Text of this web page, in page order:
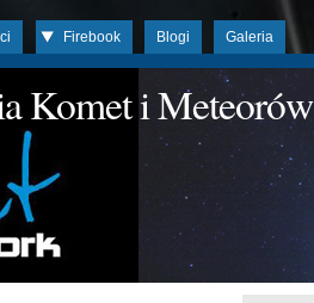
Firebook Blogi Galeria
Komet i Meteorów